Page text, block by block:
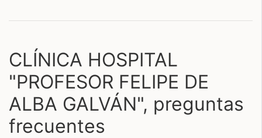
CLÍNICA HOSPITAL
"PROFESOR FELIPE DE
ALBA GALVÁN", preguntas
frecuentes